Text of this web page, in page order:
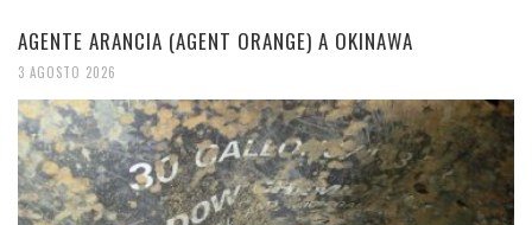
AGENTE ARANCIA (AGENT ORANGE) A OKINAWA
3 AGOSTO 2026